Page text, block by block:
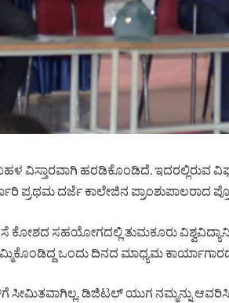
ವಿಸ್ತಾರವಾಗಿ ಹರಡಿಕೊಂಡಿದೆ. ಇದರಲ್ಲಿರುವ
ಪ್ರಥಮ ದರ್ಜೆ ಕಾಲೇಜಿನ ಪ್ರಾಂಶುಪಾಲರಾದ
ಕೋಶದ ಸಹಯೋಗದಲ್ಲಿ ತುಮಕೂರು
ಒಂದು ದಿನದ ಮಾಧ್ಯಮ
ಸೀಮಿತವಾಗಿಲ್ಲ. ಡಿಜಿಟಲ್ ಯುಗ ನಮ್ಮನ್ನು